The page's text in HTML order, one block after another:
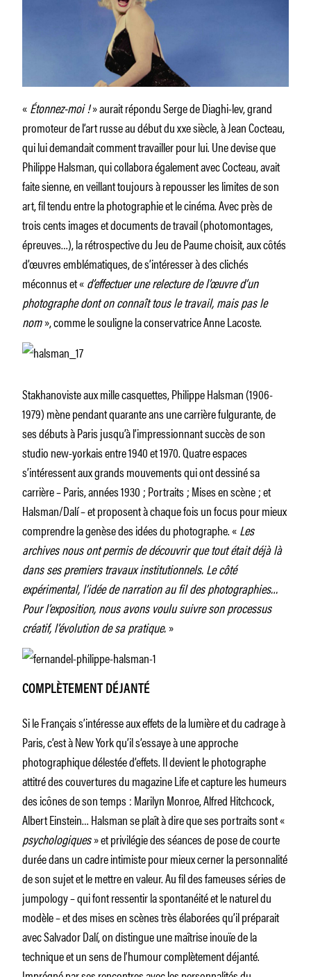
«Étonnez-moi !» aurait répondu Serge de Diaghi-lev, grand
promoteur de l’art russe au début du xxe siècle, à Jean Cocteau,
qui lui demandait comment travailler pour lui. Une devise que
Philippe Halsman, qui collabora également avec Cocteau, avait
faite sienne, en veillant toujours à repousser les limites de son
art, fil tendu entre la photographie et le cinéma. Avec près de
trois cents images et documents de travail (photomontages,
épreuves…), la rétrospective du Jeu de Paume choisit, aux côtés
d’œuvres emblématiques, de s’intéresser à des clichés
méconnus et «d’effectuer une relecture de l’œuvre d’un
photographe dont on connaît tous le travail, mais pas le
nom», comme le souligne la conservatrice Anne Lacoste.
Stakhanoviste aux mille casquettes, Philippe Halsman (1906-
1979) mène pendant quarante ans une carrière fulgurante, de
ses débuts à Paris jusqu’à l’impressionnant succès de son
studio new-yorkais entre 1940 et 1970. Quatre espaces
s’intéressent aux grands mouvements qui ont dessiné sa
carrière – Paris, années 1930 ; Portraits ; Mises en scène ; et
Halsman/Dalí – et proposent à chaque fois un focus pour mieux
comprendre la genèse des idées du photographe. «Les
archives nous ont permis de découvrir que tout était déjà là
dans ses premiers travaux institutionnels. Le côté
expérimental, l’idée de narration au fil des photographies…
Pour l’exposition, nous avons voulu suivre son processus
créatif, l’évolution de sa pratique.»
COMPLÈTEMENT DÉJANTÉ
Si le Français s’intéresse aux effets de la lumière et du cadrage à
Paris, c’est à New York qu’il s’essaye à une approche
photographique délestée d’effets. Il devient le photographe
attitré des couvertures du magazine Life et capture les humeurs
des icônes de son temps : Marilyn Monroe, Alfred Hitchcock,
Albert Einstein… Halsman se plaît à dire que ses portraits sont «
psychologiques» et privilégie des séances de pose de courte
durée dans un cadre intimiste pour mieux cerner la personnalité
de son sujet et le mettre en valeur. Au fil des fameuses séries de
jumpology – qui font ressentir la spontanéité et le naturel du
modèle – et des mises en scènes très élaborées qu’il préparait
avec Salvador Dalí, on distingue une maîtrise inouïe de la
technique et un sens de l’humour complètement déjanté.